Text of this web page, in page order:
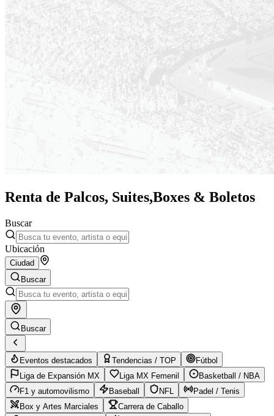
Renta de Palcos, Suites,Boxes & Boletos
Buscar
Ubicación
Ciudad
Buscar
Buscar
Eventos destacados Tendencias / TOP
Fútbol
Liga de Expansión MX
Liga MX Femenil
Basketball / NBA
F1 y automovilismo
Baseball NFL
Padel / Tenis
Box y Artes Marciales
Carrera de Caballo